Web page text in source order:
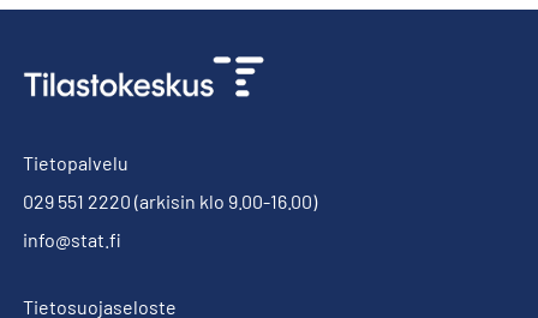
Tietopalvelu
029 551 2220 (arkisin klo 9.00-16.00)
info@stat.fi
Tietosuojaseloste